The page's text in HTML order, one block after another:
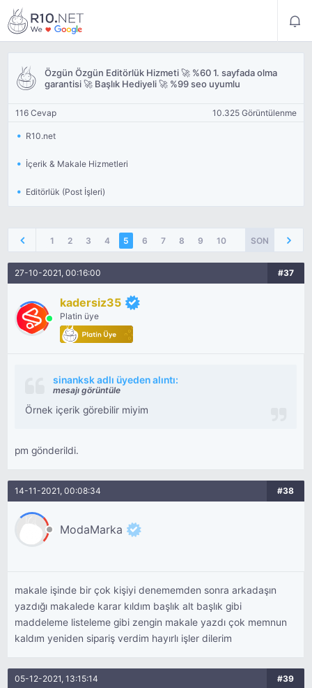
Özgün Özgün Editörlük Hizmeti 🚀 %60 1. sayfada olma
garantisi 🚀 Başlık Hediyeli 🚀 %99 seo uyumlu
116 Cevap 10.325 Görüntülenme
R10.net
İçerik & Makale Hizmetleri
Editörlük (Post İşleri)
1 2 3 4 5 6 7 8 9 10 SON
27-10-2021, 00:16:00 #37
kadersiz35
Platin üye
sinanksk adlı üyeden alıntı:
mesajı görüntüle
Örnek içerik görebilir miyim
pm gönderildi.
14-11-2021, 00:08:34 #38
ModaMarka
makale işinde bir çok kişiyi denememden sonra arkadaşın
yazdığı makalede karar kıldım başlık alt başlık gibi
maddeleme listeleme gibi zengin makale yazdı çok memnun
kaldım yeniden sipariş verdim hayırlı işler dilerim
05-12-2021, 13:15:14 #39